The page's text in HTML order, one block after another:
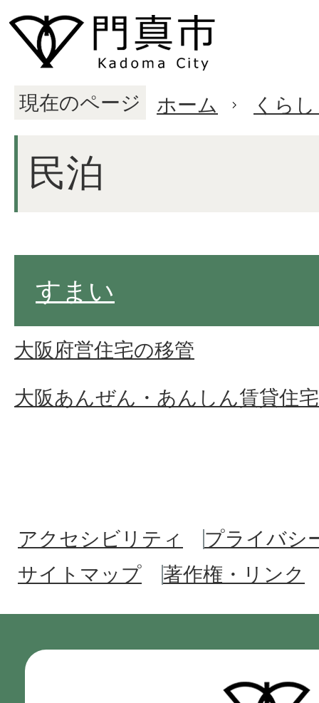
現在のページ ホーム くら
民泊
すまい
大阪府営住宅の移管
大阪あんぜん・あんしん賃貸住
アクセシビリティ
プライバシ
サイトマップ
著作権・リンク